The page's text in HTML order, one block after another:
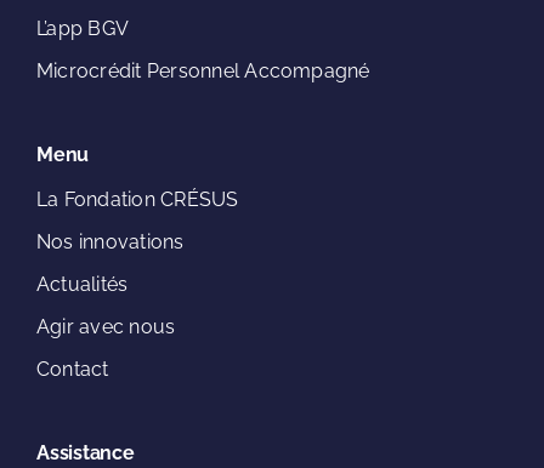
L’app BGV
Microcrédit Personnel Accompagné
Menu
La Fondation CRÉSUS
Nos innovations
Actualités
Agir avec nous
Contact
Assistance